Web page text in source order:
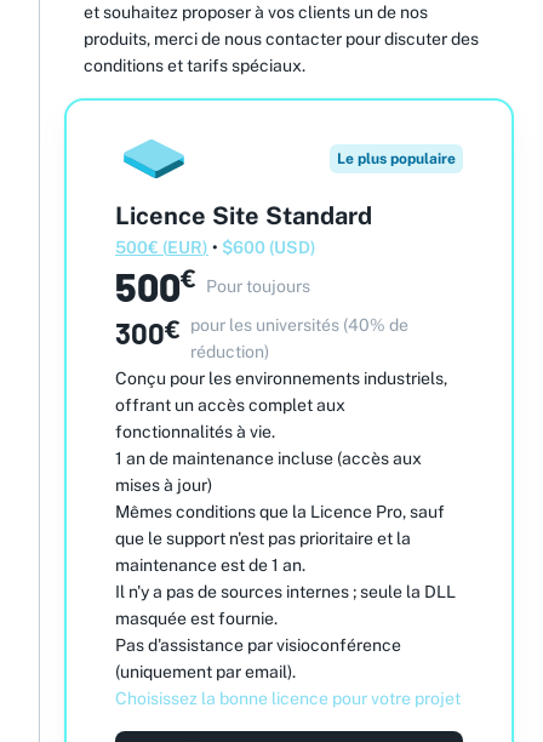
et souhaitez proposer à vos clients un de nos
produits, merci de nous contacter pour discuter des
conditions et tarifs spéciaux.
Le plus populaire
Licence Site Standard
500€ (EUR) • $600 (USD)
500€ Pour toujours
300€
pour les universités (40% de
réduction)
Conçu pour les environnements industriels,
offrant un accès complet aux
fonctionnalités à vie.
1 an de maintenance incluse (accès aux
mises à jour)
Mêmes conditions que la Licence Pro, sauf
que le support n'est pas prioritaire et la
maintenance est de 1 an.
Il n'y a pas de sources internes ; seule la DLL
masquée est fournie.
Pas d'assistance par visioconférence
(uniquement par email).
Choisissez la bonne licence pour votre projet